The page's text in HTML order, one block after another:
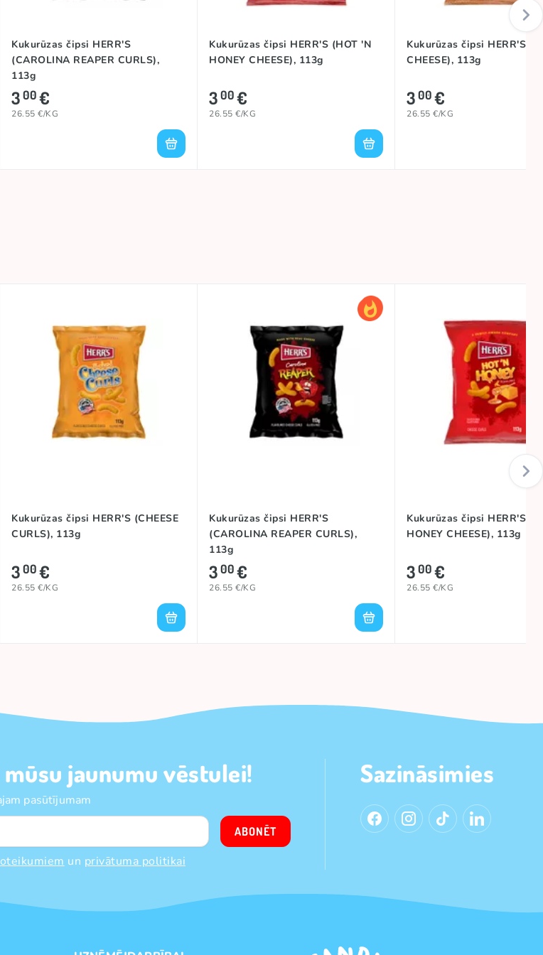
Kukurūzas čipsi HERR'S
(CAROLINA REAPER CURLS),
113g
300€
26.55 €/KG
Kukurūzas čipsi HERR'S (HOT 'N
HONEY CHEESE), 113g
300€
26.55 €/KG
Kukurūzas čipsi HERR'S
CHEESE), 113g
300€
26.55 €/KG
Kukurūzas čipsi HERR'S (CHEESE
CURLS), 113g
300€
26.55 €/KG
Kukurūzas čipsi HERR'S
(CAROLINA REAPER CURLS),
113g
300€
26.55 €/KG
Kukurūzas čipsi HERR'S
HONEY CHEESE), 113g
300€
26.55 €/KG
jaunumu vēstulei!
pasūtījumam
un privātuma politikai
ABONĒT
Sazināsimies